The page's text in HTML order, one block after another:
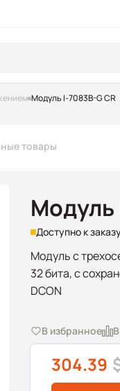
Модуль I-7083B-G CR
товары
Модуль
Доступно к
Модуль с
32 бита, с
DCON
В избранное
304.39